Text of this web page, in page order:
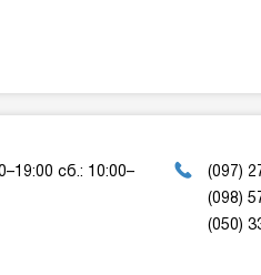
сб.: 10:00–
(097)
(098)
(050)